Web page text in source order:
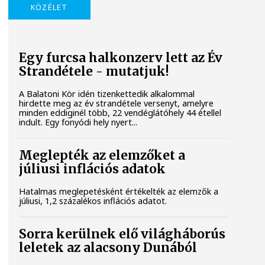
KÖZÉLET
Egy furcsa halkonzerv lett az Év
Strandétele - mutatjuk!
A Balatoni Kör idén tizenkettedik alkalommal
hirdette meg az év strandétele versenyt, amelyre
minden eddiginél több, 22 vendéglátóhely 44 étellel
indult. Egy fonyódi hely nyert...
Meglepték az elemzőket a
júliusi inflációs adatok
Hatalmas meglepetésként értékelték az elemzők a
júliusi, 1,2 százalékos inflációs adatot.
Sorra kerülnek elő világháborús
leletek az alacsony Dunából